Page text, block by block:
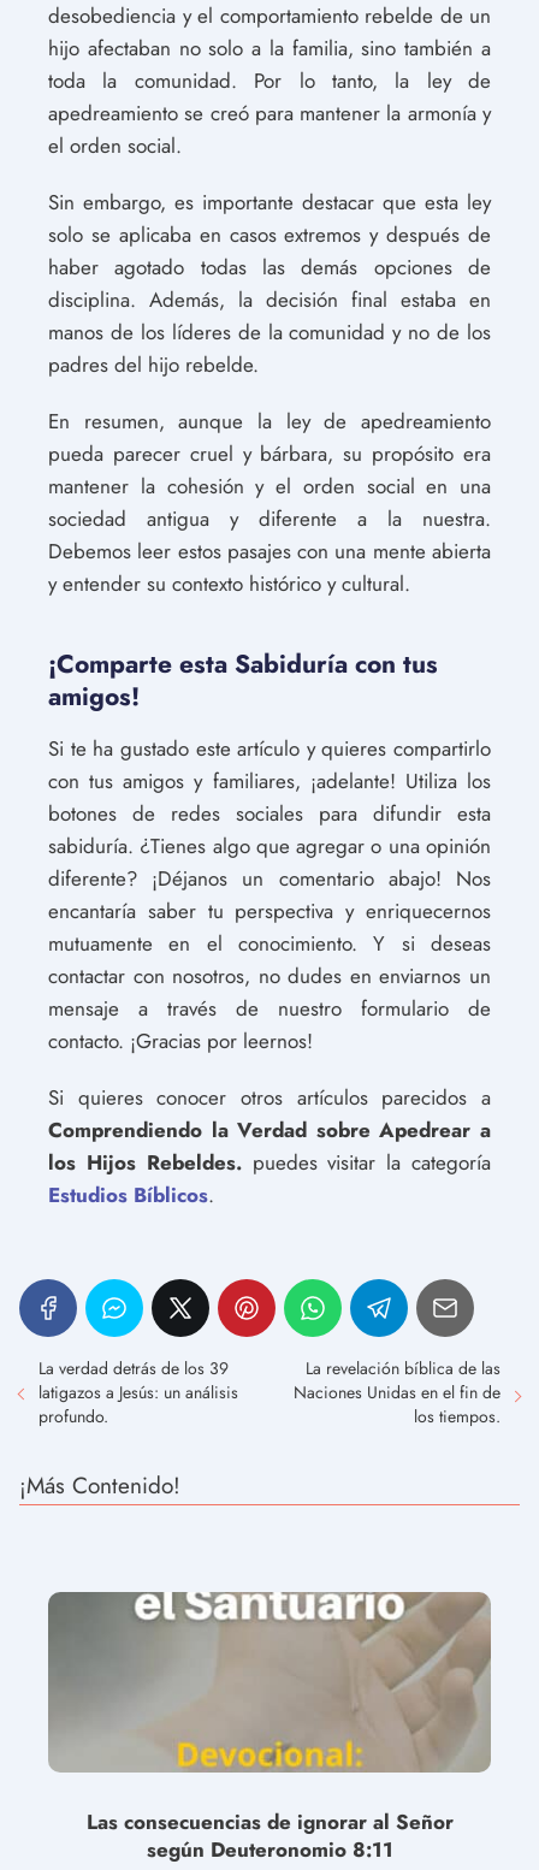
desobediencia y el comportamiento rebelde de un
hijo afectaban no solo a la familia, sino también a
toda la comunidad. Por lo tanto, la ley de
apedreamiento se creó para mantener la armonía y
el orden social.
Sin embargo, es importante destacar que esta ley
solo se aplicaba en casos extremos y después de
haber agotado todas las demás opciones de
disciplina. Además, la decisión final estaba en
manos de los líderes de la comunidad y no de los
padres del hijo rebelde.
En resumen, aunque la ley de apedreamiento
pueda parecer cruel y bárbara, su propósito era
mantener la cohesión y el orden social en una
sociedad antigua y diferente a la nuestra.
Debemos leer estos pasajes con una mente abierta
y entender su contexto histórico y cultural.
¡Comparte esta Sabiduría con tus
amigos!
Si te ha gustado este artículo y quieres compartirlo
con tus amigos y familiares, ¡adelante! Utiliza los
botones de redes sociales para difundir esta
sabiduría. ¿Tienes algo que agregar o una opinión
diferente? ¡Déjanos un comentario abajo! Nos
encantaría saber tu perspectiva y enriquecernos
mutuamente en el conocimiento. Y si deseas
contactar con nosotros, no dudes en enviarnos un
mensaje a través de nuestro formulario de
contacto. ¡Gracias por leernos!
Si quieres conocer otros artículos parecidos a
Comprendiendo la Verdad sobre Apedrear a
los Hijos Rebeldes.puedes visitar la categoría
Estudios Bíblicos.
La verdad detrás de los 39
latigazos a Jesús: un análisis
profundo.
La revelación bíblica de las
Naciones Unidas en el fin de
los tiempos.
¡Más Contenido!
Las consecuencias de ignorar al Señor
según Deuteronomio 8:11